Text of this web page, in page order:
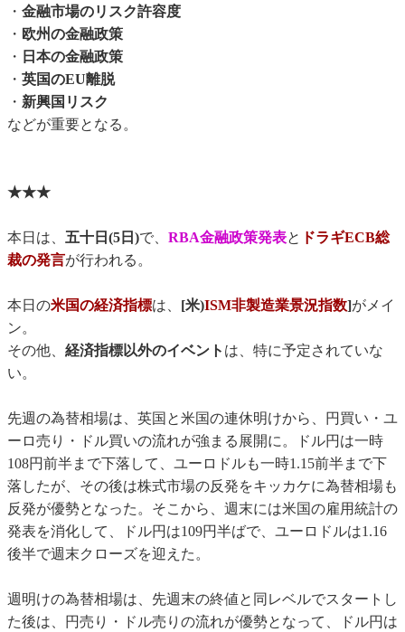
・ 金融市場のリスク許容度
・ 欧州の金融政策
・ 日本の金融政策
・ 英国のEU離脱
・ 新興国リスク
などが重要となる。
★★★
本日は、 五十日(5日)で、 RBA金融政策発表と ドラギECB総
裁の発言が行われる。
本日の米国の経済指標は、 [米)ISM非製造業景況指数]がメイ
ン。
その他、 経済指標以外のイベント は、特に予定されていな
い。
先週の為替相場は、英国と米国の連休明けから、円買い・ユ
ーロ売り・ドル買いの流れが強まる展開に。ドル円は一時
108円前半まで下落して、ユーロドルも一時1.15前半まで下
落したが、その後は株式市場の反発をキッカケに為替相場も
反発が優勢となった。そこから、週末には米国の雇用統計の
発表を消化して、ドル円は109円半ばで、ユーロドルは1.16
後半で週末クローズを迎えた。
週明けの為替相場は、先週末の終値と同レベルでスタートし
た後は、円売り・ドル売りの流れが優勢となって、ドル円は